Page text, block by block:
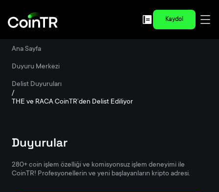
Kaydol
Ana Sayfa
Duyuru Merkezi
Delist Duyuruları
/
THE ve RACA CoinTR’den Delist Ediliyor
Duyurular
280+ coin işlem özelliği ve komisyonsuz işlem deneyimi ile
CoinTR! Profesyonellerin ve yeni başlayanların kripto adresi.